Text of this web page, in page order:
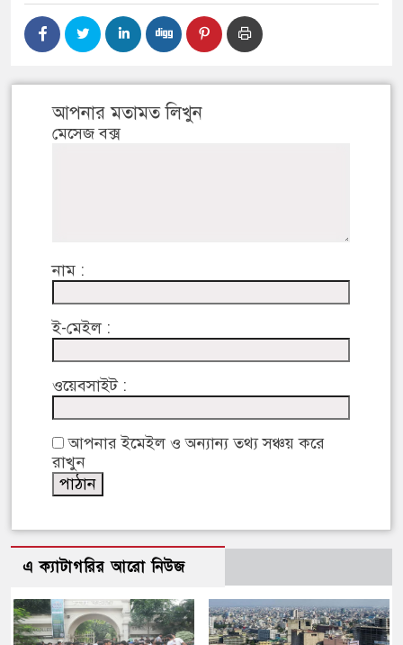
আপনার মতামত লিখুন
মেসেজ বক্স
নাম :
ই-মেইল :
ওয়েবসাইট :
আপনার ইমেইল ও অন্যান্য তথ্য সঞ্চয় করে
রাখুন
এ ক্যাটাগরির আরো নিউজ